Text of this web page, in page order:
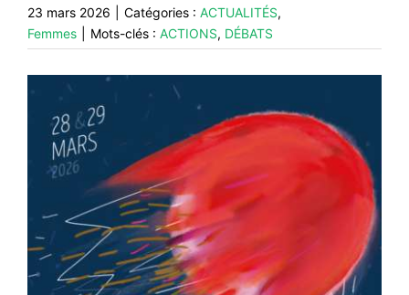
PUBLICATIONS
CONTACT
#ACTIONS
#VOS ÉLUES
#FORMATION
#COMMUNIQUÉS
#ÉLECTIONS
#MÉDIAS
#DÉBATS
23 mars 2026 Catégories : ACTUALITÉS,
Femmes
Mots-clés : ACTIONS, DÉBATS